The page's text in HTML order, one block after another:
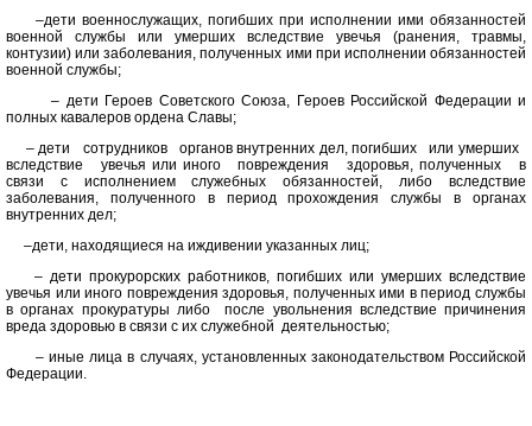
–дети военнослужащих, погибших при исполнении ими обязанностей
военной службы или умерших вследствие увечья (ранения, травмы,
контузии) или заболевания, полученных ими при исполнении обязанностей
военной службы;
– дети Героев Советского Союза, Героев Российской Федерации и
полных кавалеров ордена Славы;
– дети сотрудников органов внутренних дел, погибших или умерших
вследствие увечья или иного повреждения здоровья, полученных в
связи с исполнением служебных обязанностей, либо вследствие
заболевания, полученного в период прохождения службы в органах
внутренних дел;
–дети, находящиеся на иждивении указанных лиц;
– дети прокурорских работников, погибших или умерших вследствие
увечья или иного повреждения здоровья, полученных ими в период службы
в органах прокуратуры либо после увольнения вследствие причинения
вреда здоровью в связи с их служебной деятельностью;
– иные лица в случаях, установленных законодательством Российской
Федерации.